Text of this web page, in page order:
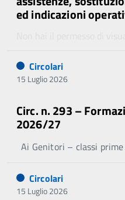
ed indicazioni
Circolari
15 Luglio 2026
Circ. n. 293 –
2026/27
Ai Genitori – classi prime
Circolari
15 Luglio 2026